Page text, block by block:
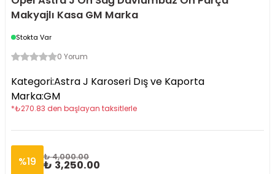
Makyajlı Kasa GM Marka
Stokta Var
0 Yorum
Kategori:Astra J Karoseri Dış ve Kaporta
Marka:GM
*₺270.83 den başlayan taksitlerle
%19 ₺ 4,000.00
₺ 3,250.00